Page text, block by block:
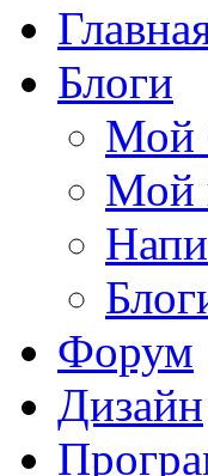
Блоги
Мой
Мой
Форум
Дизайн